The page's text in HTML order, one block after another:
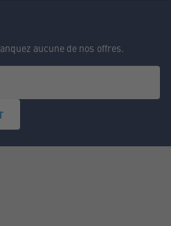
aucune de nos offres.